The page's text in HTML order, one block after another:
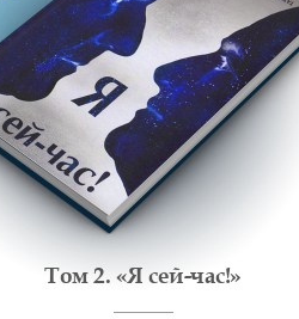
Том 2. «Я сей-час!»